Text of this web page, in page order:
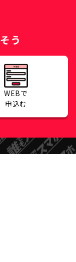
う
WEBで
申込む